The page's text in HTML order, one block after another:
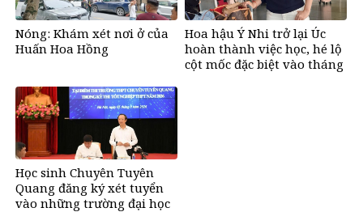
Nóng: Khám xét nơi ở của
Huấn Hoa Hồng
Hoa hậu Ý Nhi trở lại Úc
hoàn thành việc học, hé lộ
cột mốc đặc biệt vào tháng
Học sinh Chuyên Tuyên
Quang đăng ký xét tuyển
vào những trường đại học